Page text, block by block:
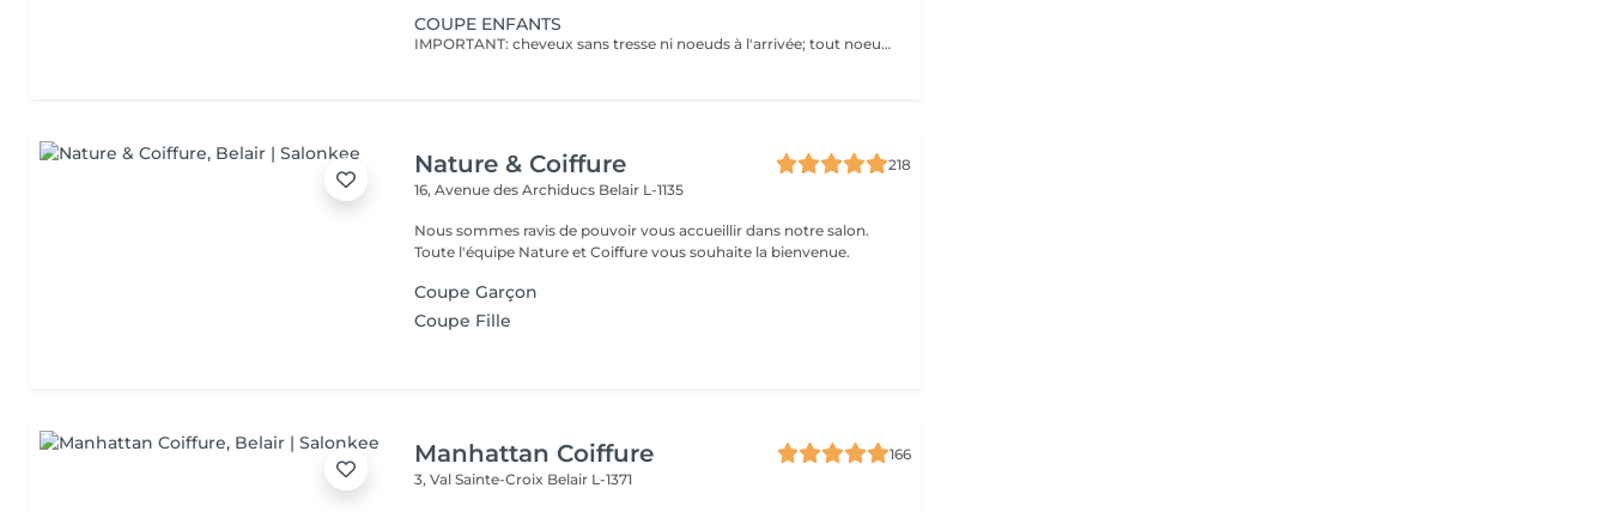
COUPE ENFANTS
IMPORTANT: cheveux sans tresse ni noeuds à l'arrivée; tout noeuds ou tressage entraîne l'annulation et 50% de la prestation est retenu. Veuillez noter que si un enfant arrive au salon avec des poux, nous ne pourrons pas procéder à la coupe de cheveux pour des raisons de santé et de sécurité. Dans ce cas, le rendez-vous sera tout de même facturé en raison de l'horaire réservé, afin de compenser la perte de chiffre d'affaires. Nous comprenons que cela peut être une situation difficile, et nous vous encourageons à vérifier les cheveux de votre enfant avant le rendez-vous. Merci de votre compréhension !
Nature & Coiffure
218
16, Avenue des Archiducs Belair L-1135
Nous sommes ravis de pouvoir vous accueillir dans notre salon.
Toute l'équipe Nature et Coiffure vous souhaite la bienvenue.
Coupe Garçon
Coupe Fille
Manhattan Coiffure
166
3, Val Sainte-Croix Belair L-1371